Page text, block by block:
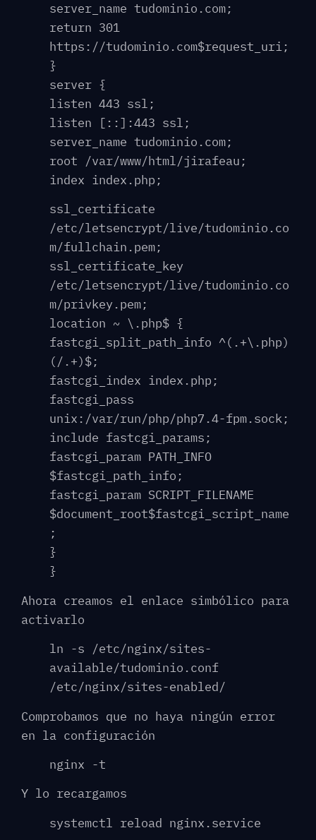
server_name tudominio.com;
return 301
https://tudominio.com$request_uri;
}
server {
listen 443 ssl;
listen [::]:443 ssl;
server_name tudominio.com;
root /var/www/html/jirafeau;
index index.php;
ssl_certificate
/etc/letsencrypt/live/tudominio.co
m/fullchain.pem;
ssl_certificate_key
/etc/letsencrypt/live/tudominio.co
m/privkey.pem;
location ~ \.php$ {
fastcgi_split_path_info ^(.+\.php)
(/.+)$;
fastcgi_index index.php;
fastcgi_pass
unix:/var/run/php/php7.4-fpm.sock;
include fastcgi_params;
fastcgi_param PATH_INFO
$fastcgi_path_info;
fastcgi_param SCRIPT_FILENAME
$document_root$fastcgi_script_name
;
}
}
Ahora creamos el enlace simbólico para
activarlo
ln -s /etc/nginx/sites-
available/tudominio.conf
/etc/nginx/sites-enabled/
Comprobamos que no haya ningún error
en la configuración
nginx -t
Y lo recargamos
systemctl reload nginx.service